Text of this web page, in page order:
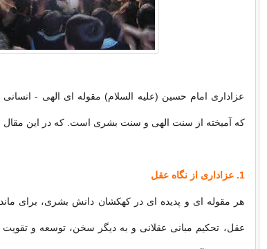
عزاداری امام حسین (علیه السلام) مقوله ای الهی -
كه آمیخته از سنت الهی و سنت بشری است. كه در این مقال
1. عزاداری از نگاه عقل
هر مقوله ای و پدیده ای در كهكشان دانش بشری، برای
عقل، تحكیم مبانی عقلانی و به دیگر سخن، توسعه و تقویت